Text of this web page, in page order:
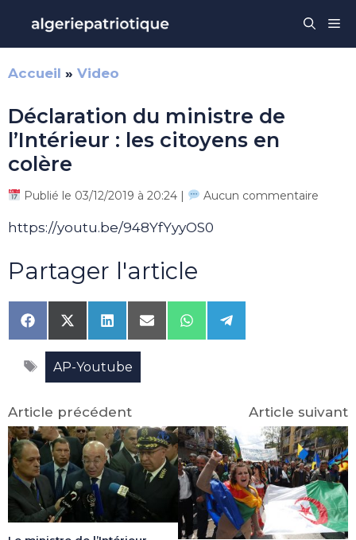
contenu
Accueil » Video
Déclaration du ministre de
l’Intérieur : les citoyens en
colère
Publié le 03/12/2019 à 20:24 | Aucun commentaire
https://youtu.be/948YfYyyOS0
Partager l'article
Share
on
Facebook
Share
on
X
(Twitter)
Share
on
LinkedIn
Share
on
Share
on
Share
on
Étiquettes
AP-Youtube
Article précédent Article suivant